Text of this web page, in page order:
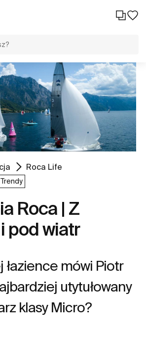
Roca Life
Trendy
Roca | Z
pod wiatr
łazience mówi Piotr
utytułowany
klasy Micro?